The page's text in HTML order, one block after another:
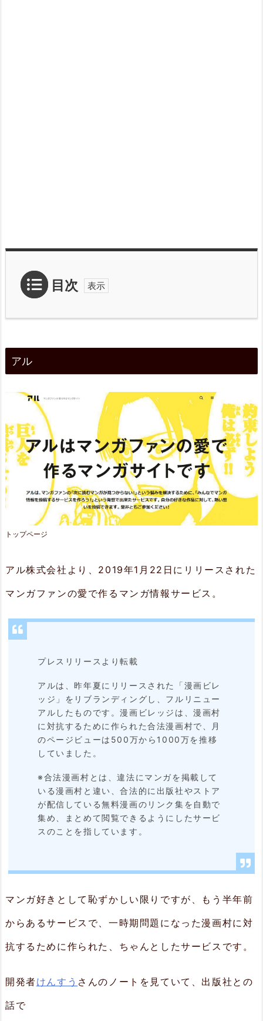
目次
1.
ル
特
長
2.
1.
き
っ
と
に
入
ガ
と
出
会
え
2.
2.
マ
ダ
イ
ジ
ス
アル
トップページ
アル株式会社より、2019年1月22日にリリースされた
マンガファンの愛で作るマンガ情報サービス。
プレスリリースより転載
アルは、昨年夏にリリースされた「漫画ビレ
ッジ」をリブランディングし、フルリニュー
アルしたものです。漫画ビレッジは、漫画村
に対抗するために作られた合法漫画村で、月
のページビューは500万から1000万を推移
していました。
※合法漫画村とは、違法にマンガを掲載して
いる漫画村と違い、合法的に出版社やストア
が配信している無料漫画のリンク集を自動で
集め、まとめて閲覧できるようにしたサービ
スのことを指しています。
マンガ好きとして恥ずかしい限りですが、もう半年前
からあるサービスで、一時期問題になった漫画村に対
抗するために作られた、ちゃんとしたサービスです。
開発者けんすう さんのノートを見ていて、出版社との
話で